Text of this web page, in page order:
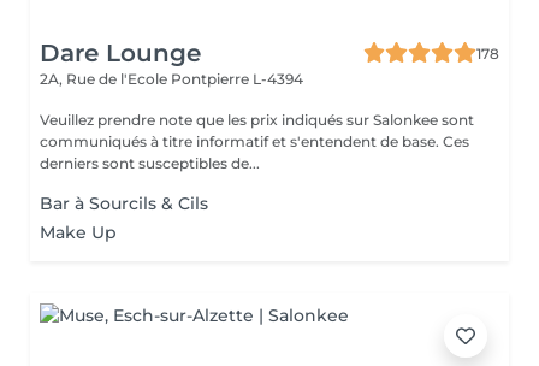
Dare Lounge
178
2A, Rue de l'Ecole Pontpierre L-4394
Veuillez prendre note que les prix indiqués sur Salonkee sont
communiqués à titre informatif et s'entendent de base. Ces
derniers sont susceptibles de...
Bar à Sourcils & Cils
Make Up